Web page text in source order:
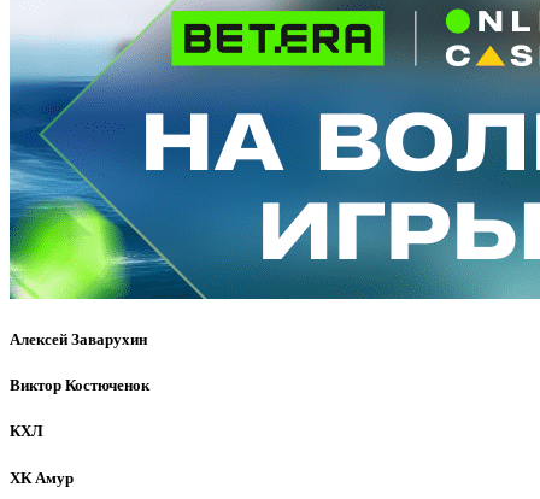
Алексей Заварухин
Виктор Костюченок
КХЛ
ХК Амур